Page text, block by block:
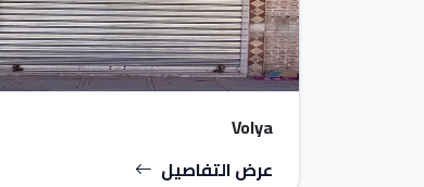
Volya
عرض التفاصيل